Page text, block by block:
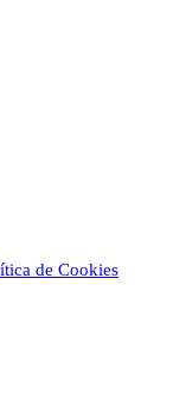
de Cookies